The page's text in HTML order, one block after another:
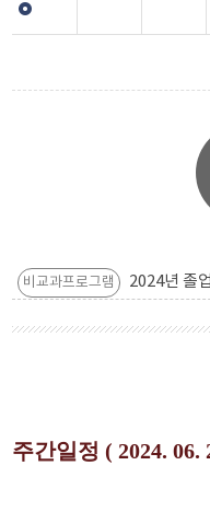
비교과프로그램 2024년 졸
주간일정 ( 2024. 06.